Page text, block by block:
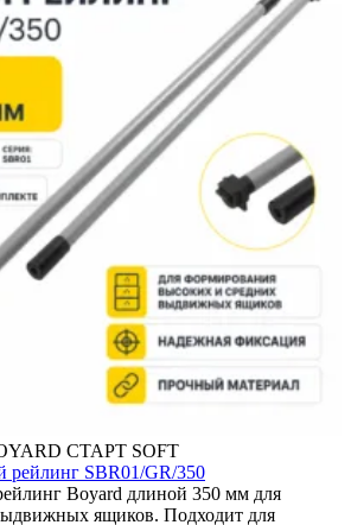
СТАРТ SOFT
рейлинг SBR01/GR/350
Boyard длиной 350 мм для
ящиков. Подходит для